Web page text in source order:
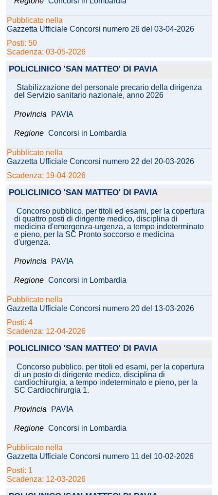
Pubblicato nella
Gazzetta Ufficiale Concorsi numero 26 del 03-04-2026
Posti: 50
Scadenza: 03-05-2026
POLICLINICO 'SAN MATTEO' DI PAVIA
Stabilizzazione del personale precario della dirigenza
del Servizio sanitario nazionale, anno 2026
Provincia PAVIA
Regione Concorsi in Lombardia
Pubblicato nella
Gazzetta Ufficiale Concorsi numero 22 del 20-03-2026
Scadenza: 19-04-2026
POLICLINICO 'SAN MATTEO' DI PAVIA
Concorso pubblico, per titoli ed esami, per la copertura
di quattro posti di dirigente medico, disciplina di
medicina d'emergenza-urgenza, a tempo indeterminato
e pieno, per la SC Pronto soccorso e medicina
d'urgenza.
Provincia PAVIA
Regione Concorsi in Lombardia
Pubblicato nella
Gazzetta Ufficiale Concorsi numero 20 del 13-03-2026
Posti: 4
Scadenza: 12-04-2026
POLICLINICO 'SAN MATTEO' DI PAVIA
Concorso pubblico, per titoli ed esami, per la copertura
di un posto di dirigente medico, disciplina di
cardiochirurgia, a tempo indeterminato e pieno, per la
SC Cardiochirurgia 1.
Provincia PAVIA
Regione Concorsi in Lombardia
Pubblicato nella
Gazzetta Ufficiale Concorsi numero 11 del 10-02-2026
Posti: 1
Scadenza: 12-03-2026